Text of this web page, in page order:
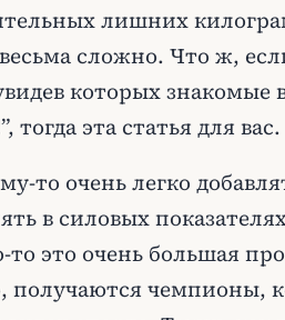
лишних
сложно. Что ж,
которых знакомые
тогда эта статья для вас.
то очень легко
в силовых
то это очень большая
получаются чемпионы,